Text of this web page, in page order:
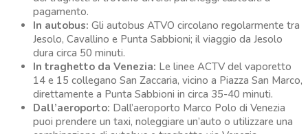
pagamento.
In autobus: Gli autobus ATVO circolano regolarmente tra
Jesolo, Cavallino e Punta Sabbioni; il viaggio da Jesolo
dura circa 50 minuti.
In traghetto da Venezia: Le linee ACTV del vaporetto
14 e 15 collegano San Zaccaria, vicino a Piazza San Marco,
direttamente a Punta Sabbioni in circa 35-40 minuti.
Dall’aeroporto: Dall’aeroporto Marco Polo di Venezia
puoi prendere un taxi, noleggiare un’auto o utilizzare una